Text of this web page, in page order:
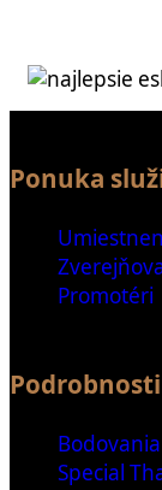
Ponuka
Promotéri
Bodovania
Special